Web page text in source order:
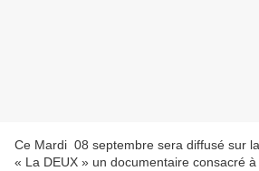
Ce Mardi 08 septembre sera diffusé sur
« La DEUX » un documentaire consacré